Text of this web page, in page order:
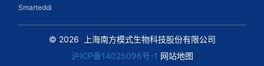
Smarteddi
© 2026
上海南方模式生物科技股份有限公司
沪ICP备14025096号-1 网站地图